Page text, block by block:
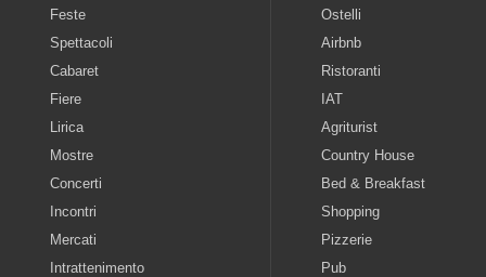
Feste
Spettacoli
Cabaret
Fiere
Lirica
Mostre
Concerti
Incontri
Mercati
Intrattenimento
Ostelli
Airbnb
Ristoranti
IAT
Agriturist
Country House
Bed & Breakfast
Shopping
Pizzerie
Pub